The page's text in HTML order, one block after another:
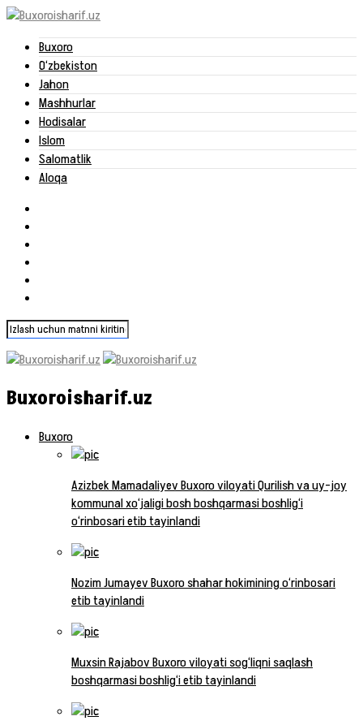
Buxoro
O‘zbekiston
Jahon
Mashhurlar
Hodisalar
Islom
Salomatlik
Aloqa
Buxoroisharif.uz
Buxoro
Azizbek Mamadaliyev Buxoro viloyati Qurilish va uy-joy
kommunal xo‘jaligi bosh boshqarmasi boshlig‘i
o‘rinbosari etib tayinlandi
Nozim Jumayev Buxoro shahar hokimining o‘rinbosari
etib tayinlandi
Muxsin Rajabov Buxoro viloyati sog‘liqni saqlash
boshqarmasi boshlig‘i etib tayinlandi